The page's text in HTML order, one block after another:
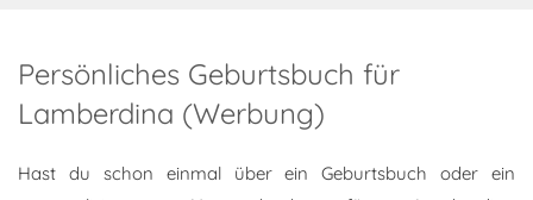
Persönliches Geburtsbuch für
Lamberdina (Werbung)
Hast du schon einmal über ein Geburtsbuch oder ein